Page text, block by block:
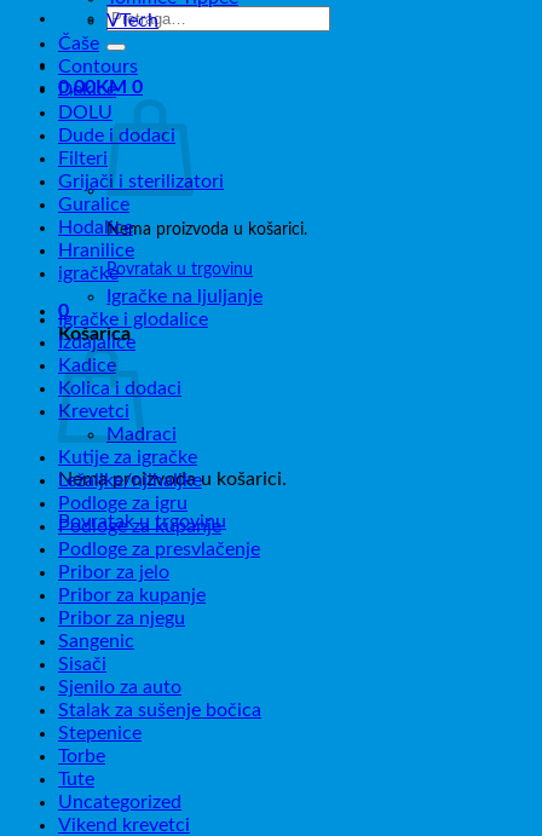
Pretraži:
0,00KM 0
Nema proizvoda u košarici.
Povratak u trgovinu
0
Košarica
Nema proizvoda u košarici.
Povratak u trgovinu
VTech
Čaše
Contours
Dekice
DOLU
Dude i dodaci
Filteri
Grijači i sterilizatori
Guralice
Hodalice
Hranilice
igračke
Igračke na ljuljanje
Igračke i glodalice
Izdajalice
Kadice
Kolica i dodaci
Krevetci
Madraci
Kutije za igračke
Ležaljke/njihaljke
Podloge za igru
Podloge za kupanje
Podloge za presvlačenje
Pribor za jelo
Pribor za kupanje
Pribor za njegu
Sangenic
Sisači
Sjenilo za auto
Stalak za sušenje bočica
Stepenice
Torbe
Tute
Uncategorized
Vikend krevetci